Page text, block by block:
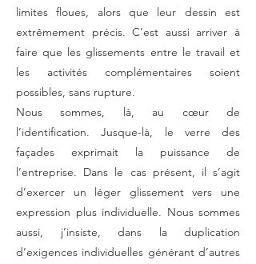
limites floues, alors que leur dessin est
extrêmement précis. C’est aussi arriver à
faire que les glissements entre le travail et
les activités complémentaires soient
possibles, sans rupture.
Nous sommes, là, au cœur de
l’identification. Jusque-là, le verre des
façades exprimait la puissance de
l’entreprise. Dans le cas présent, il s’agit
d’exercer un léger glissement vers une
expression plus individuelle. Nous sommes
aussi, j’insiste, dans la duplication
d’exigences individuelles générant d’autres